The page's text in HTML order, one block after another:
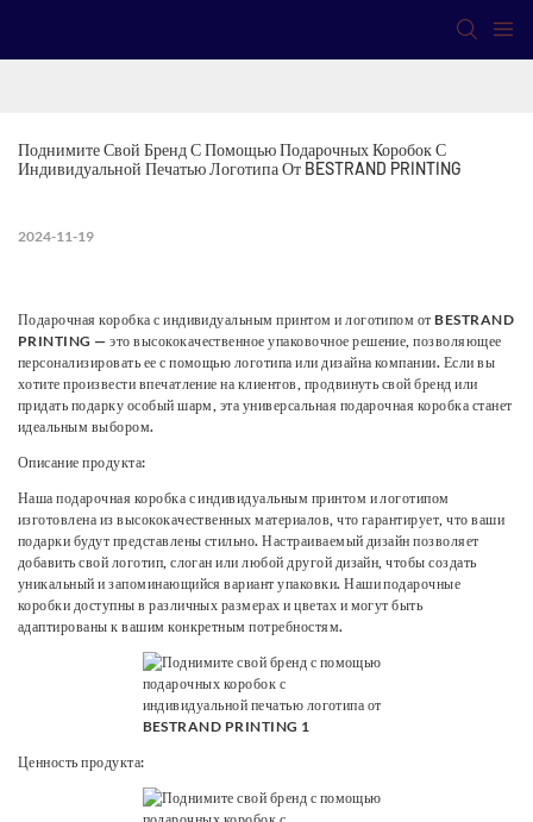
Поднимите Свой Бренд С Помощью Подарочных Коробок С
Индивидуальной Печатью Логотипа От BESTRAND PRINTING
2024-11-19
Подарочная коробка с индивидуальным принтом и логотипом от BESTRAND
PRINTING — это высококачественное упаковочное решение, позволяющее
персонализировать ее с помощью логотипа или дизайна компании. Если вы
хотите произвести впечатление на клиентов, продвинуть свой бренд или
придать подарку особый шарм, эта универсальная подарочная коробка станет
идеальным выбором.
Описание продукта:
Наша подарочная коробка с индивидуальным принтом и логотипом
изготовлена ​​из высококачественных материалов, что гарантирует, что ваши
подарки будут представлены стильно. Настраиваемый дизайн позволяет
добавить свой логотип, слоган или любой другой дизайн, чтобы создать
уникальный и запоминающийся вариант упаковки. Наши подарочные
коробки доступны в различных размерах и цветах и ​​могут быть
адаптированы к вашим конкретным потребностям.
Ценность продукта: